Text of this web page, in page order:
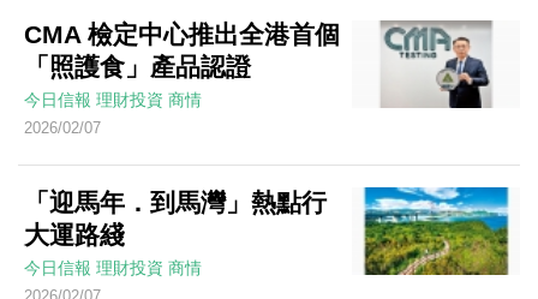
CMA 檢定中心推出全港首個
「照護食」產品認證
今日信報 理財投資 商情
2026/02/07
「迎馬年．到馬灣」熱點行
大運路綫
今日信報 理財投資 商情